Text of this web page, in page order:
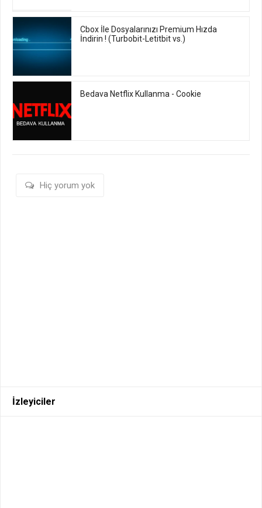
Cbox İle Dosyalarınızı Premium Hızda
İndirin ! (Turbobit-Letitbit vs.)
Bedava Netflix Kullanma - Cookie
Hiç yorum yok
İzleyiciler